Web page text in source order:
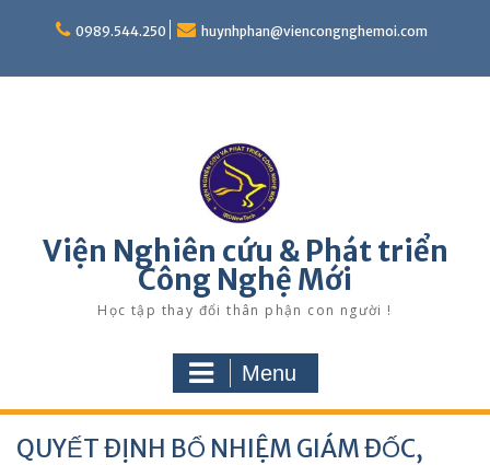
0989.544.250 huynhphan@viencongnghemoi.com
Viện Nghiên cứu & Phát triển
Công Nghệ Mới
Học tập thay đổi thân phận con người !
Menu
QUYẾT ĐỊNH BỔ NHIỆM GIÁM ĐỐC,